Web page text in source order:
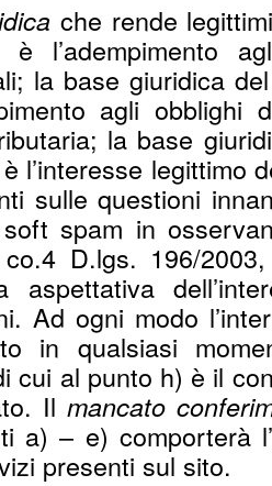
che rende
l’adempimento
la base giuridica
agli obblighi
la base
l’interesse legittimo
sulle questioni
spam in
co.4 D.lgs. 196/
aspettativa
Ad ogni modo
in qualsiasi
cui al punto h) è il
Il mancato
a) – e) comporterà
presenti sul sito.